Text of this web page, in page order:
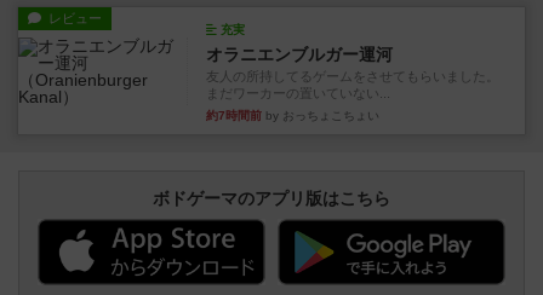
レビュー
充実
オラニエンブルガー運河
友人の所持してるゲームをさせてもらいました。
まだワーカーの置いていない...
約7時間前 by おっちょこちょい
ボドゲーマのアプリ版はこちら